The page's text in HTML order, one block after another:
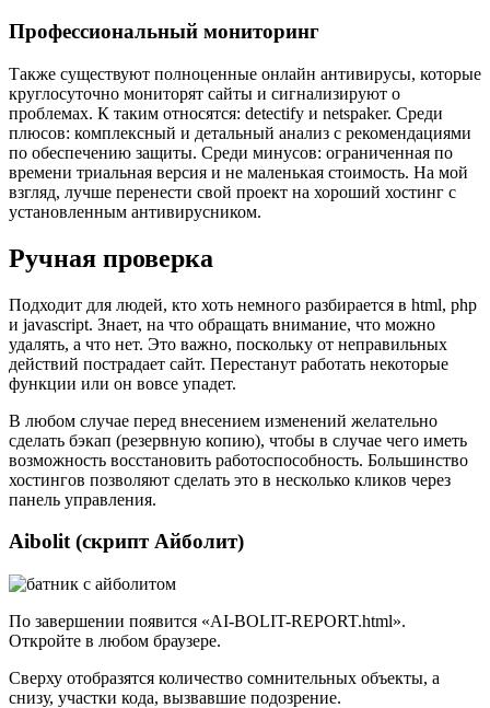
Профессиональный мониторинг
Также существуют полноценные онлайн антивирусы, которые
круглосуточно мониторят сайты и сигнализируют о
проблемах. К таким относятся: detectify и netspaker. Среди
плюсов: комплексный и детальный анализ с рекомендациями
по обеспечению защиты. Среди минусов: ограниченная по
времени триальная версия и не маленькая стоимость. На мой
взгляд, лучше перенести свой проект на хороший хостинг с
установленным антивирусником.
Ручная проверка
Подходит для людей, кто хоть немного разбирается в html, php
и javascript. Знает, на что обращать внимание, что можно
удалять, а что нет. Это важно, поскольку от неправильных
действий пострадает сайт. Перестанут работать некоторые
функции или он вовсе упадет.
В любом случае перед внесением изменений желательно
сделать бэкап (резервную копию), чтобы в случае чего иметь
возможность восстановить работоспособность. Большинство
хостингов позволяют сделать это в несколько кликов через
панель управления.
Aibolit (скрипт Айболит)
По завершении появится «AI-BOLIT-REPORT.html».
Откройте в любом браузере.
Сверху отобразятся количество сомнительных объекты, а
снизу, участки кода, вызвавшие подозрение.